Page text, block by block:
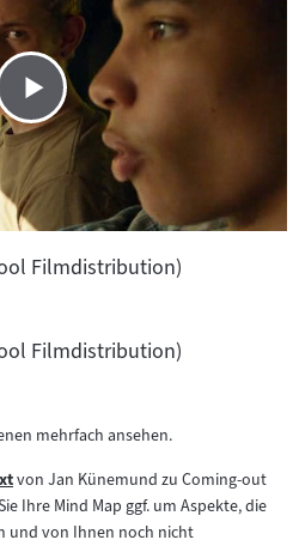
Filmdistribution)
Filmdistribution)
mehrfach ansehen.
von Jan Künemund zu Coming-out
Ihre Mind Map ggf. um Aspekte, die
und von Ihnen noch nicht